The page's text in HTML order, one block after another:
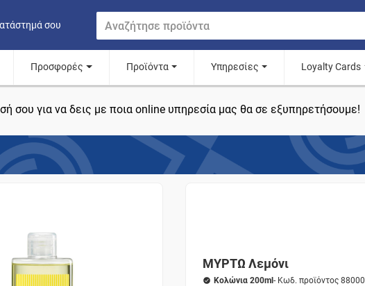
σου
Προσφορές Προϊόντα Υπηρεσίες Loyalty Cards
σου για να δεις με ποια online υπηρεσία μας θα σε εξυπηρετήσουμε!
ΜΥΡΤΩ Λεμόνι
Κολώνια 200ml - Κωδ. προϊόντος 88000